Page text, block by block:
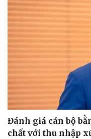
Đánh giá cán bộ
chất với thu nhập